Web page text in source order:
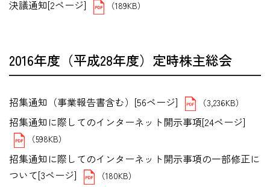
決議通知[2ページ] （189KB）
2016年度（平成28年度）定時株主総会
招集通知（事業報告書含む）[56ページ] （3,236KB）
招集通知に際してのインターネット開示事項[24ページ]
（598KB）
招集通知に際してのインターネット開示事項の一部修正に
ついて[3ページ]
（180KB）